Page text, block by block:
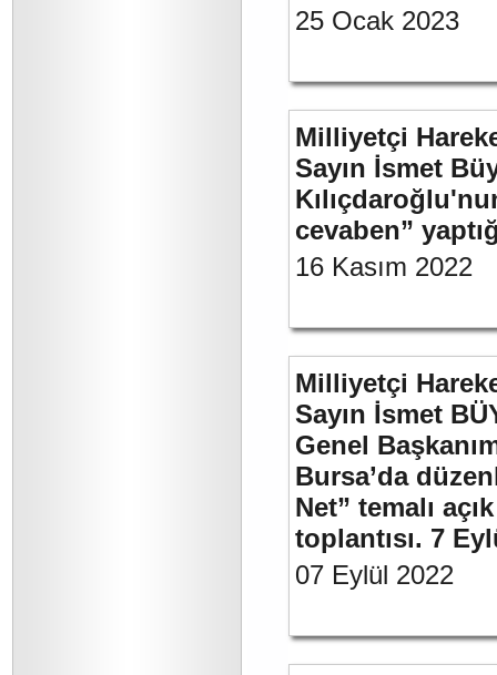
25 Ocak 2023
Milliyetçi
Sayın İsmet
cevaben”
16 Kasım 2022
Milliyetçi
Sayın İsmet
Genel
Bursa’da
Net” temalı
toplantısı. 7
07 Eylül 2022